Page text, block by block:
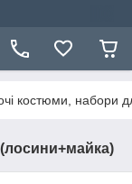
костюми, набори